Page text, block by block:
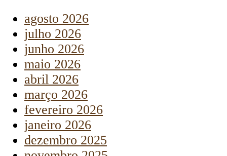
agosto 2026
julho 2026
junho 2026
maio 2026
abril 2026
março 2026
fevereiro 2026
janeiro 2026
dezembro 2025